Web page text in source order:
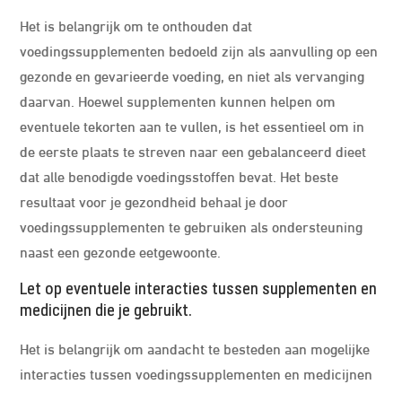
Het is belangrijk om te onthouden dat
voedingssupplementen bedoeld zijn als aanvulling op een
gezonde en gevarieerde voeding, en niet als vervanging
daarvan. Hoewel supplementen kunnen helpen om
eventuele tekorten aan te vullen, is het essentieel om in
de eerste plaats te streven naar een gebalanceerd dieet
dat alle benodigde voedingsstoffen bevat. Het beste
resultaat voor je gezondheid behaal je door
voedingssupplementen te gebruiken als ondersteuning
naast een gezonde eetgewoonte.
Let op eventuele interacties tussen supplementen en
medicijnen die je gebruikt.
Het is belangrijk om aandacht te besteden aan mogelijke
interacties tussen voedingssupplementen en medicijnen